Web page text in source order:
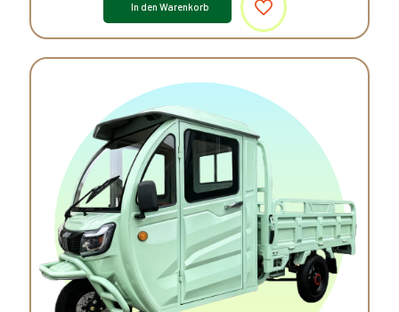
In den Warenkorb